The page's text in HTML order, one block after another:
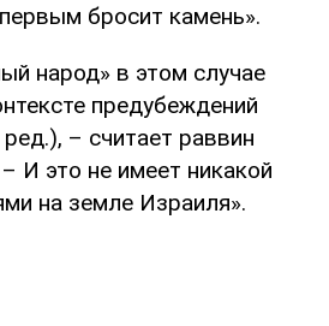
бросит камень».
народ» в этом случае
предубеждений
– считает раввин
И это не имеет никакой
на земле Израиля».